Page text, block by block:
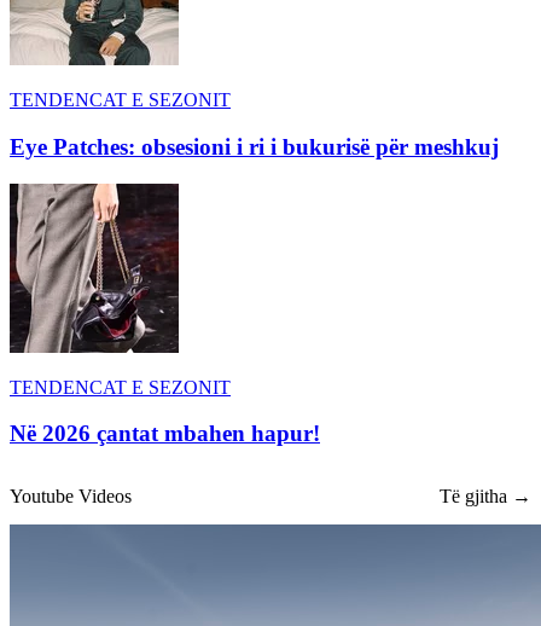
TENDENCAT E SEZONIT
Eye Patches: obsesioni i ri i bukurisë për meshkuj
TENDENCAT E SEZONIT
Në 2026 çantat mbahen hapur!
Youtube Videos Të gjitha →